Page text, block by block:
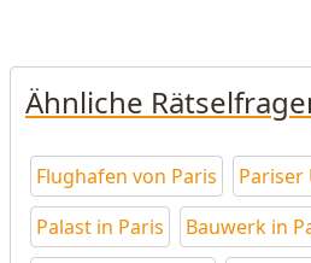
Ähnliche
Flughafen von Paris
Palast in Paris
Bauwerk in